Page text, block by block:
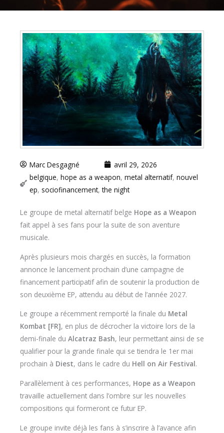
Marc Desgagné
avril 29, 2026
belgique, hope as a weapon, metal alternatif, nouvel
ep, sociofinancement,the night
Le groupe de metal alternatif belge Hope as a Weapon
fait appel à ses fans pour la suite de son aventure
musicale.
Après plusieurs mois chargés en succès, la formation
annonce le lancement prochain d’une campagne de
financement participatif afin de soutenir la production de
son deuxième EP, attendu au début de l’année 2027.
Le groupe a récemment remporté la finale du Metal
Kombat [FR], en plus de décrocher la victoire lors de la
demi-finale du Alcatraz Bash, leur permettant ainsi de se
qualifier pour la grande finale qui se tiendra le 1er mai
prochain à Diest, dans le cadre du Hell on Air Festival.
Parallèlement à ces performances, Hope as a Weapon
travaille actuellement dans l’ombre sur les nouvelles
compositions qui formeront ce futur EP.
Le groupe invite déjà les fans à s’inscrire à l’avance afin